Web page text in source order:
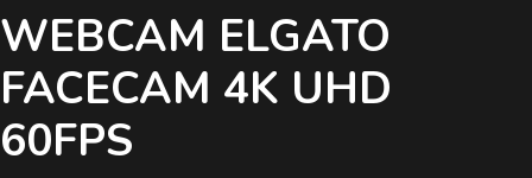
WEBCAM ELGATO
FACECAM 4K UHD
60FPS